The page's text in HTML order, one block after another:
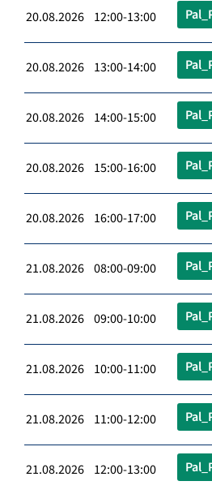
20.08.2026 12:00-13:00
20.08.2026 13:00-14:00
20.08.2026 14:00-15:00
20.08.2026 15:00-16:00
20.08.2026 16:00-17:00
21.08.2026 08:00-09:00
21.08.2026 09:00-10:00
21.08.2026 10:00-11:00
21.08.2026 11:00-12:00
21.08.2026 12:00-13:00